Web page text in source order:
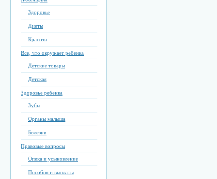
Здоровье
Диеты
Красота
Все, что окружает ребенка
Детские товары
Детская
Здоровье ребенка
Зубы
Органы малыша
Болезни
Правовые вопросы
Опека и усыновление
Пособия и выплаты